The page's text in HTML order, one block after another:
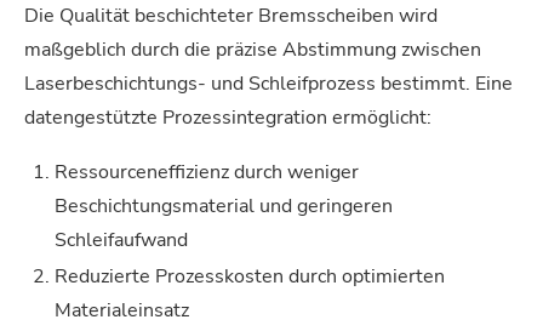
Die Qualität beschichteter Bremsscheiben wird
maßgeblich durch die präzise Abstimmung zwischen
Laserbeschichtungs- und Schleifprozess bestimmt. Eine
datengestützte Prozessintegration ermöglicht:
Ressourceneffizienz durch weniger
Beschichtungsmaterial und geringeren
Schleifaufwand
Reduzierte Prozesskosten durch optimierten
Materialeinsatz